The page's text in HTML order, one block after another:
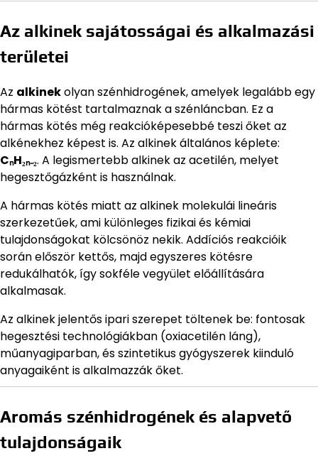
Az alkinek sajátosságai és alkalmazási
területei
Az alkinekolyan szénhidrogének, amelyek legalább egy
hármas kötést tartalmaznak a szénláncban. Ez a
hármas kötés még reakcióképesebbé teszi őket az
alkénekhez képest is. Az alkinek általános képlete:
CₙH₂ₙ₋₂. A legismertebb alkinek az acetilén, melyet
hegesztőgázként is használnak.
A hármas kötés miatt az alkinek molekulái lineáris
szerkezetűek, ami különleges fizikai és kémiai
tulajdonságokat kölcsönöz nekik. Addíciós reakcióik
során először kettős, majd egyszeres kötésre
redukálhatók, így sokféle vegyület előállítására
alkalmasak.
Az alkinek jelentős ipari szerepet töltenek be: fontosak
hegesztési technológiákban (oxiacetilén láng),
műanyagiparban, és szintetikus gyógyszerek kiinduló
anyagaiként is alkalmazzák őket.
Aromás szénhidrogének és alapvető
tulajdonságaik